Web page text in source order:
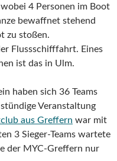
wobei 4 Personen im Boot
bewaffnet stehend
zu stoßen.
Flussschifffahrt. Eines
ist das in Ulm.
haben sich 36 Teams
Veranstaltung
aus Greffern war mit
3 Sieger-Teams wartete
der MYC-Greffern nur